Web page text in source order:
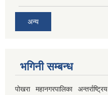
अन्य
भगिनी सम्बन्ध
पोखरा महानगरपालिका